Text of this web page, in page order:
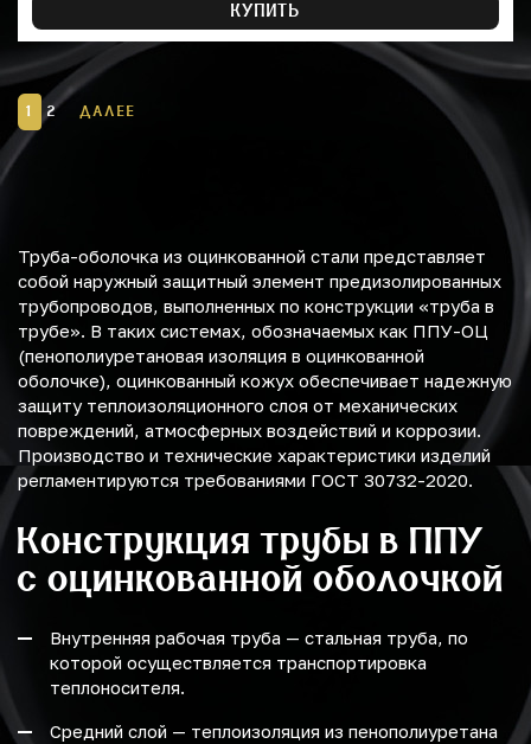
КУПИТЬ
1 2 ДАЛЕЕ
Труба-оболочка из оцинкованной стали представляет
собой наружный защитный элемент предизолированных
трубопроводов, выполненных по конструкции «труба в
трубе». В таких системах, обозначаемых как ППУ-ОЦ
(пенополиуретановая изоляция в оцинкованной
оболочке), оцинкованный кожух обеспечивает надежную
защиту теплоизоляционного слоя от механических
повреждений, атмосферных воздействий и коррозии.
Производство и технические характеристики изделий
регламентируются требованиями ГОСТ 30732-2020.
Конструкция трубы в ППУ
с оцинкованной оболочкой
Внутренняя рабочая труба — стальная труба, по
которой осуществляется транспортировка
теплоносителя.
Средний слой — теплоизоляция из пенополиуретана